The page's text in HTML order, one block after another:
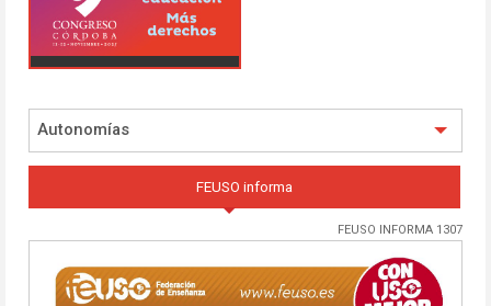
Autonomías
FEUSO informa
FEUSO INFORMA 1307